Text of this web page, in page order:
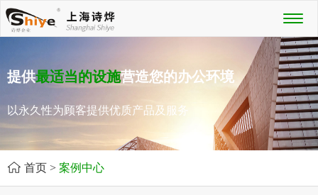
提供最适当的设施营造您的办公环境
以永久性为顾客提供优质产品及服务
首页 > 案例中心